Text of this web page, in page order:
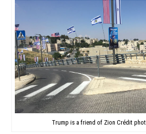
Trump is a friend of Zion Crédit